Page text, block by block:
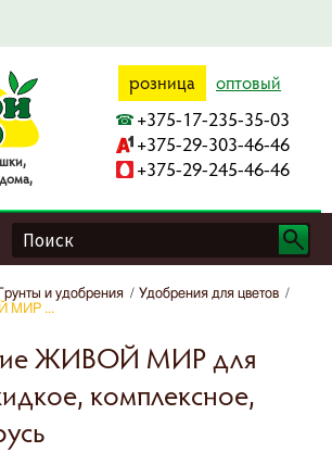
розница оптовый
+375-17-235-35-03
+375-29-303-46-46
+375-29-245-46-46
и удобрения
Удобрения для цветов
МИР ...
ЖИВОЙ МИР для
комплексное,